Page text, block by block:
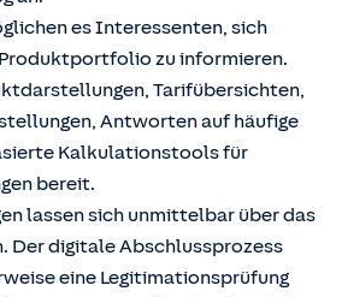
es Interessenten, sich
zu informieren.
Tarifübersichten,
Antworten auf häufige
Kalkulationstools für
bereit.
lassen sich unmittelbar über das
Der digitale Abschlussprozess
eine Legitimationsprüfung